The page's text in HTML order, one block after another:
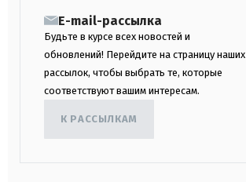
E-mail-рассылка
Будьте в курсе всех новостей и
обновлений! Перейдите на страницу наших
рассылок, чтобы выбрать те, которые
соответствуют вашим интересам.
К РАССЫЛКАМ